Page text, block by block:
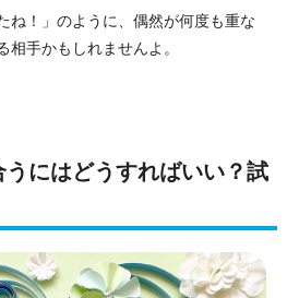
ね！」のように、偶然が何度も重な
相手かもしれませんよ。
にはどうすればいい？試